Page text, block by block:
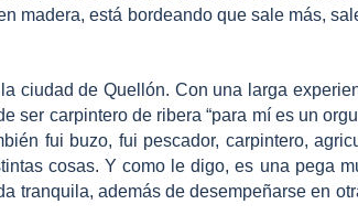
madera, está bordeando que sale más,
ciudad de Quellón. Con una larga
ser carpintero de ribera “para mí es un
fui buzo, fui pescador, carpintero,
cosas. Y como le digo, es una pega
tranquila, además de desempeñarse en